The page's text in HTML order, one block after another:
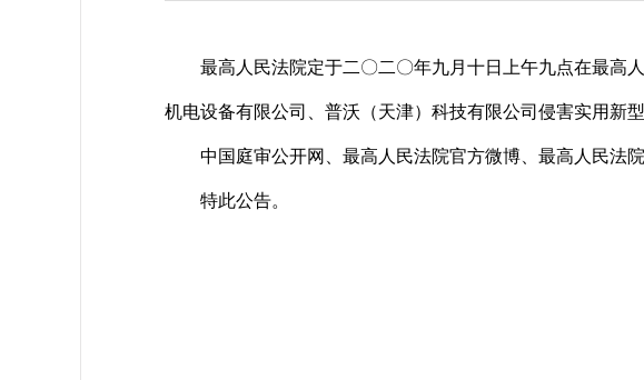
最高人民法院定于二〇二〇年九月十日上午九点在最高
机电设备有限公司、普沃（天津）科技有限公司侵害实用新型
中国庭审公开网、最高人民法院官方微博、最高人民法院
特此公告。